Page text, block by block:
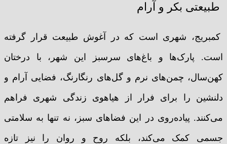
طبیعتی بکر و آرام
کمبریج، شهری است که در آغوش طبیعت قرار گرفته
است. پارک‌ها و باغ‌های سرسبز این شهر، با درختان
کهن‌سال، چمن‌های نرم و گل‌های رنگارنگ، فضایی آرام و
دلنشین را برای فرار از هیاهوی زندگی شهری فراهم
می‌کنند. پیاده‌روی در این فضاهای سبز، نه تنها به سلامتی
جسمی کمک می‌کند، بلکه روح و روان را نیز تازه